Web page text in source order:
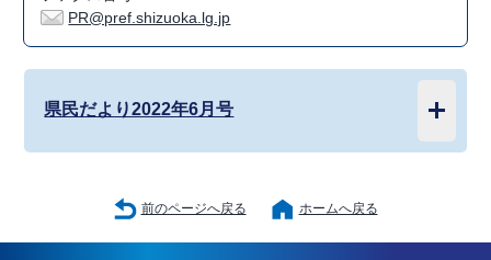
PR@pref.shizuoka.lg.jp
県民だより2022年6月号
前のページへ戻る ホームへ戻る